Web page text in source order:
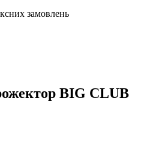
замовлень
BIG CLUB